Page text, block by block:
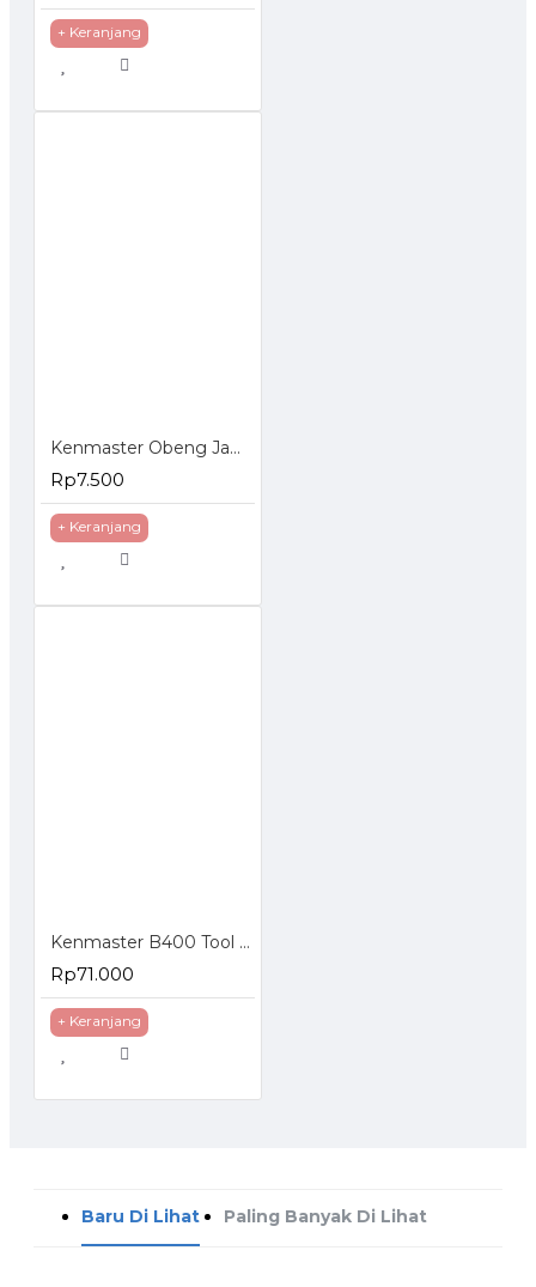
+ Keranjang
Kenmaster Obeng Jam Set 6 Pcs
Rp7.500
+ Keranjang
Kenmaster B400 Tool Box
Rp71.000
+ Keranjang
Baru Di Lihat Paling Banyak Di Lihat